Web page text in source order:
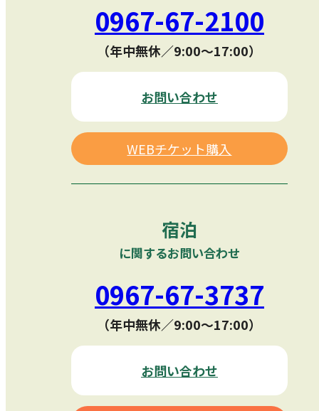
0967-67-2100
（年中無休／9:00〜17:00）
お問い合わせ
WEBチケット購入
宿泊
に関するお問い合わせ
0967-67-3737
（年中無休／9:00〜17:00）
お問い合わせ